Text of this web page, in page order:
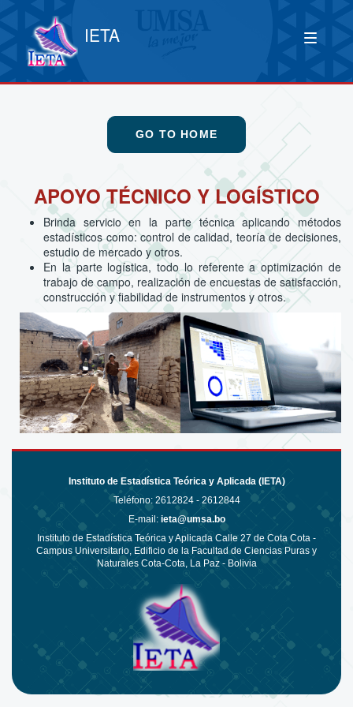
IETA
GO TO HOME
APOYO TÉCNICO Y LOGÍSTICO
Brinda servicio en la parte técnica aplicando métodos
estadísticos como: control de calidad, teoría de decisiones,
estudio de mercado y otros.
En la parte logística, todo lo referente a optimización de
trabajo de campo, realización de encuestas de satisfacción,
construcción y fiabilidad de instrumentos y otros.
Instituto de Estadística Teórica y Aplicada (IETA)
Teléfono: 2612824 - 2612844
E-mail: ieta@umsa.bo
Instituto de Estadística Teórica y Aplicada Calle 27 de Cota Cota -
Campus Universitario, Edificio de la Facultad de Ciencias Puras y
Naturales Cota-Cota, La Paz - Bolivia